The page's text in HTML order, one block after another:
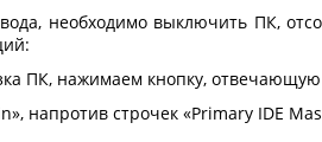
необходимо выключить ПК,
ПК, нажимаем кнопку,
напротив строчек «Primary IDE